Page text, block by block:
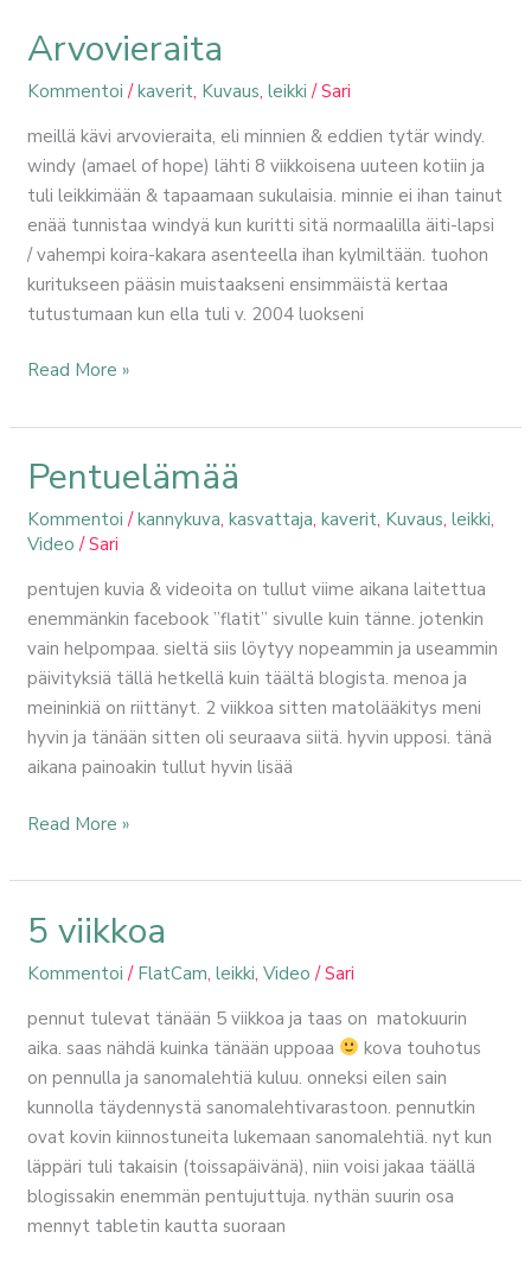
Arvovieraita
Kommentoi /kaverit, Kuvaus,leikki /Sari
meillä kävi arvovieraita, eli minnien & eddien tytär windy.
windy (amael of hope) lähti 8 viikkoisena uuteen kotiin ja
tuli leikkimään & tapaamaan sukulaisia. minnie ei ihan tainut
enää tunnistaa windyä kun kuritti sitä normaalilla äiti-lapsi
/ vahempi koira-kakara asenteella ihan kylmiltään. tuohon
kuritukseen pääsin muistaakseni ensimmäistä kertaa
tutustumaan kun ella tuli v. 2004 luokseni
Arvovieraita
Read More »
Pentuelämää
Kommentoi /kannykuva,kasvattaja,kaverit, Kuvaus,leikki,
Video /Sari
pentujen kuvia & videoita on tullut viime aikana laitettua
enemmänkin facebook ”flatit” sivulle kuin tänne. jotenkin
vain helpompaa. sieltä siis löytyy nopeammin ja useammin
päivityksiä tällä hetkellä kuin täältä blogista. menoa ja
meininkiä on riittänyt. 2 viikkoa sitten matolääkitys meni
hyvin ja tänään sitten oli seuraava siitä. hyvin upposi. tänä
aikana painoakin tullut hyvin lisää
Pentuelämää
Read More »
5 viikkoa
Kommentoi / FlatCam,leikki,Video /Sari
pennut tulevat tänään 5 viikkoa ja taas on matokuurin
aika. saas nähdä kuinka tänään uppoaa
kova touhotus
on pennulla ja sanomalehtiä kuluu. onneksi eilen sain
kunnolla täydennystä sanomalehtivarastoon. pennutkin
ovat kovin kiinnostuneita lukemaan sanomalehtiä. nyt kun
läppäri tuli takaisin (toissapäivänä), niin voisi jakaa täällä
blogissakin enemmän pentujuttuja. nythän suurin osa
mennyt tabletin kautta suoraan
5
viikkoa